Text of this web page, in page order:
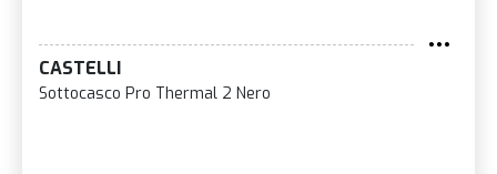
CASTELLI
Sottocasco Pro Thermal 2 Nero